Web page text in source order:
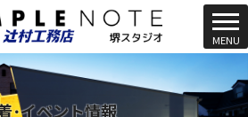
t
o
g
g
l
MENU
･イベント情報